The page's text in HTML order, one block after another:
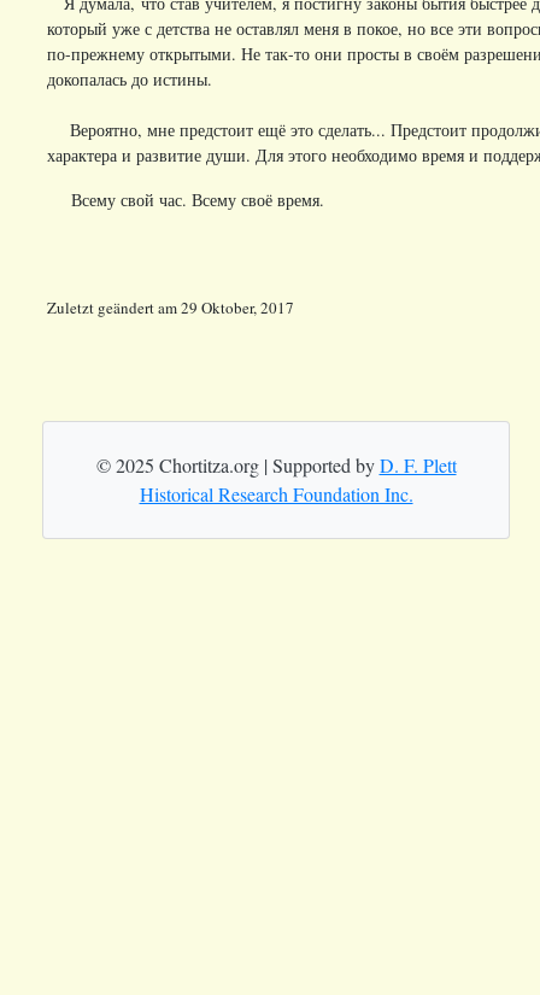
который уже с детства не оставлял меня в покое, но все эти
по-прежнему открытыми. Не так-то они просты в своём
докопалась до истины.
Вероятно, мне предстоит ещё это сделать... Предстоит
характера и развитие души. Для этого необходимо время и
Всему свой час. Всему своё время.
Zuletzt geändertam29 Oktober, 2017
© 2025 Chortitza.org | Supported byD. F. Plett
Historical Research Foundation Inc.